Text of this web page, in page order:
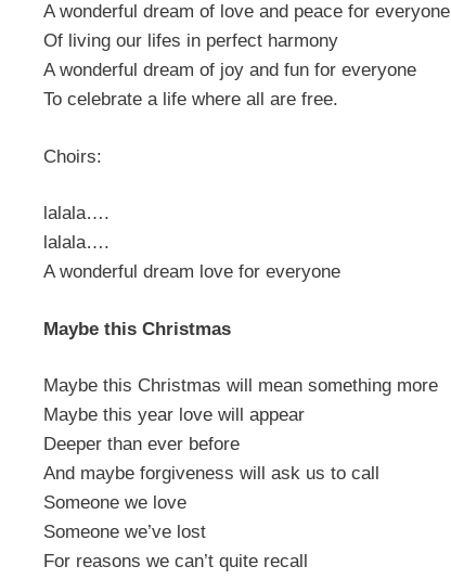
A wonderful dream of love and peace for everyone
Of living our lifes in perfect harmony
A wonderful dream of joy and fun for everyone
To celebrate a life where all are free.
Choirs:
lalala….
lalala….
A wonderful dream love for everyone
Maybe this Christmas
Maybe this Christmas will mean something more
Maybe this year love will appear
Deeper than ever before
And maybe forgiveness will ask us to call
Someone we love
Someone we’ve lost
For reasons we can’t quite recall